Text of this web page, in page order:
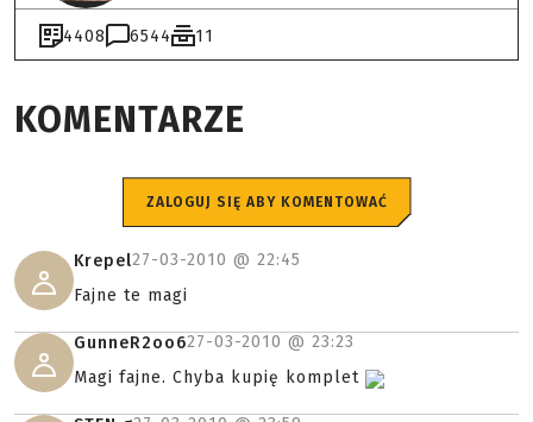
4408 6544 11
KOMENTARZE
ZALOGUJ SIĘ ABY KOMENTOWAĆ
Krepel27-03-2010 @ 22:45
Fajne te magi
GunneR2oo627-03-2010 @ 23:23
Magi fajne. Chyba kupię komplet